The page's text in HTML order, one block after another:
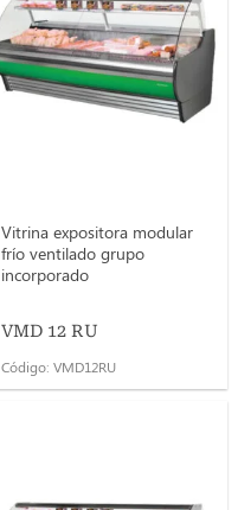
Vitrina expositora modular
frío ventilado grupo
incorporado
VMD 12 RU
Código: VMD12RU